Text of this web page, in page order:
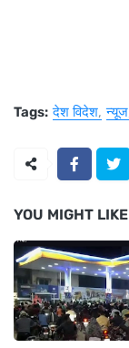
Tags: देश विदेश न्यूज
YOU MIGHT LIKE